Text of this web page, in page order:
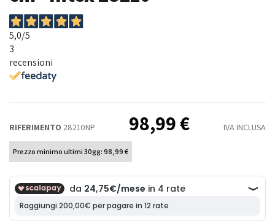
5,0/5
3
recensioni
RIFERIMENTO 28210NP 98,99 € IVA INCLUSA
Prezzo minimo ultimi 30gg: 98,99 €